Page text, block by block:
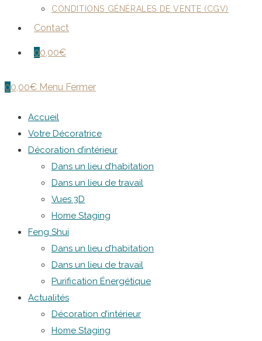
CONDITIONS GÉNÉRALES DE VENTE (CGV)
Contact
00,00€
00,00€ Menu Fermer
Accueil
Votre Décoratrice
Décoration d’intérieur
Dans un lieu d’habitation
Dans un lieu de travail
Vues 3D
Home Staging
Feng Shui
Dans un lieu d’habitation
Dans un lieu de travail
Purification Énergétique
Actualités
Décoration d’intérieur
Home Staging